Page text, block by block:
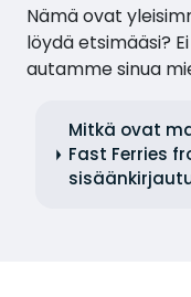
Nämä ovat
löydä etsimääsi?
autamme sinua
Mitkä ovat
Fast Ferries